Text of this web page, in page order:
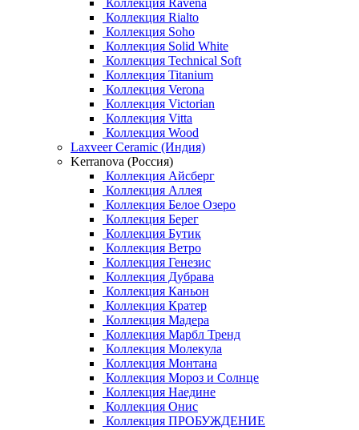
Коллекция Ravena
Коллекция Rialto
Коллекция Soho
Коллекция Solid White
Коллекция Technical Soft
Коллекция Titanium
Коллекция Verona
Коллекция Victorian
Коллекция Vitta
Коллекция Wood
Laxveer Ceramic (Индия)
Kerranova (Россия)
Коллекция Айсберг
Коллекция Аллея
Коллекция Белое Озеро
Коллекция Берег
Коллекция Бутик
Коллекция Ветро
Коллекция Генезис
Коллекция Дубрава
Коллекция Каньон
Коллекция Кратер
Коллекция Мадера
Коллекция Марбл Тренд
Коллекция Молекула
Коллекция Монтана
Коллекция Мороз и Солнце
Коллекция Наедине
Коллекция Онис
Коллекция ПРОБУЖДЕНИЕ